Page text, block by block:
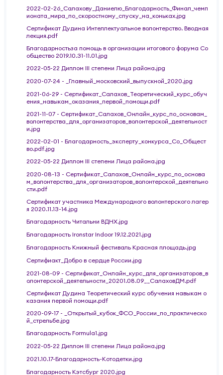
2022-02-26_Салахову_Даниелю_Благодарность_Финал_чемп
ионата_мира_по_скоростному_спуску_на_коньках.jpg
Сертификат Дудина Интеллектуальное волонтерство. Вводная
лекция.pdf
Благодарностьза помощь в организации итогового форума Со
общество 2019.10.31-11.01.jpg
2022-05-22 Диплом III степени Лица района.jpg
2020-07-24 - _Главный_московский_выпускной_2020.jpg
2021-06-29 - Сертификат_Салахов_Теоретический_курс_обуч
ения_навыкам_оказания_первой_помощи.pdf
2021-11-07 - Сертификат_Салахов_Онлайн_курс_по_основам_
волонтерства_для_организаторов_волонтерской_деятельност
и.jpg
2022-02-01 - Благодарность_эксперту_конкурса_Со_Общест
во.pdf.jpg
2022-05-22 Диплом III степени Лица района.jpg
2020-08-13 - Сертификат_Салахов_Онлайн_курс_по_основа
м_волонтерства_для_организаторов_волонтерской_деятельно
сти.pdf
Сертификат участника Международного волонтерского лагер
я 2020.11.13-14.jpg
Благодарность Читальни ВДНХ.jpg
Благодарность Ironstar Indoor 19.12.2021.jpg
Благодарность Книжный фестиваль Красная площадь.jpg
Сертифиакт_Добро в сердце России.jpg
2021-08-09 - Сертификат_Онлайн_курс_для_организаторов_в
олонтерской_деятельности_20201.08.09__СалаховДМ.pdf
Сертификат Дудина Теоретический курс обучения навыкам о
казания первой помощи.pdf
2020-09-17 - _Открытый_кубок_ФСО_России_по_практическо
й_стрельбе.jpg
Благодарность Formula1.jpg
2022-05-22 Диплом III степени Лица района.jpg
2021.10.17-Благодарность-Котодетки.jpg
Благодарность Кэтсбург 2020.jpg